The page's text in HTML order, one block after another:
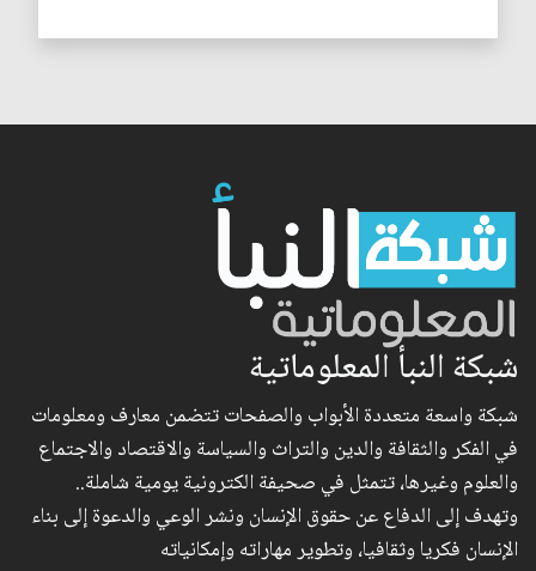
شبكة النبأ المعلوماتية
شبكة واسعة متعددة الأبواب والصفحات تتضمن معارف ومعلومات
في الفكر والثقافة والدين والتراث والسياسة والاقتصاد والاجتماع
والعلوم وغيرها، تتمثل في صحيفة الكترونية يومية شاملة..
وتهدف إلى الدفاع عن حقوق الإنسان ونشر الوعي والدعوة إلى بناء
الإنسان فكريا وثقافيا، وتطوير مهاراته وإمكانياته